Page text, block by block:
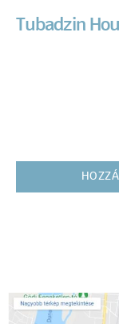
Tubadzin